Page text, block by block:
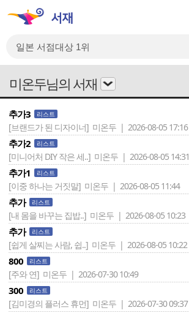
미온두님의 서재
추가3 리스트
[브랜드가 된 디자이너] 미온두 | 2026-08-05 17:16
추가2 리스트
[미니어처 DIY 작은 세..] 미온두 | 2026-08-05 14:31
추가1 리스트
[이중 하나는 거짓말] 미온두 | 2026-08-05 11:44
추가 리스트
[내 몸을 바꾸는 집밥..] 미온두 | 2026-08-05 10:23
추가 리스트
[쉽게 살찌는 사람, 쉽..] 미온두 | 2026-08-05 10:22
800 리스트
[주와 연] 미온두 | 2026-07-30 10:49
300 리스트
[김미경의 플러스 휴먼] 미온두 | 2026-07-30 09:37